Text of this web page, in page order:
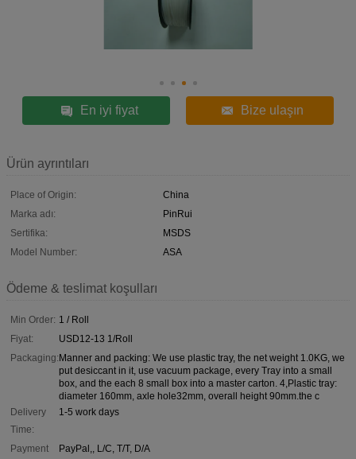
En iyi fiyat Bize ulaşın
Ürün ayrıntıları
Place of Origin:
China
Marka adı:
PinRui
Sertifika:
MSDS
Model Number:
ASA
Ödeme & teslimat koşulları
Min Order: 1 / Roll
Fiyat:
USD12-13 1/Roll
Packaging:Manner and packing: We use plastic tray, the net weight 1.0KG, we
put desiccant in it, use vacuum package, every Tray into a small
box, and the each 8 small box into a master carton. 4,Plastic tray:
diameter 160mm, axle hole32mm, overall height 90mm.the c
Delivery
Time:
1-5 work days
Payment
PayPal,, L/C, T/T, D/A